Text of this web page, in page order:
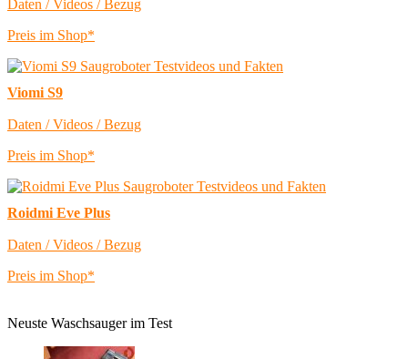
Daten / Videos / Bezug
Preis im Shop*
Viomi S9
Daten / Videos / Bezug
Preis im Shop*
Roidmi Eve Plus
Daten / Videos / Bezug
Preis im Shop*
Neuste Waschsauger im Test